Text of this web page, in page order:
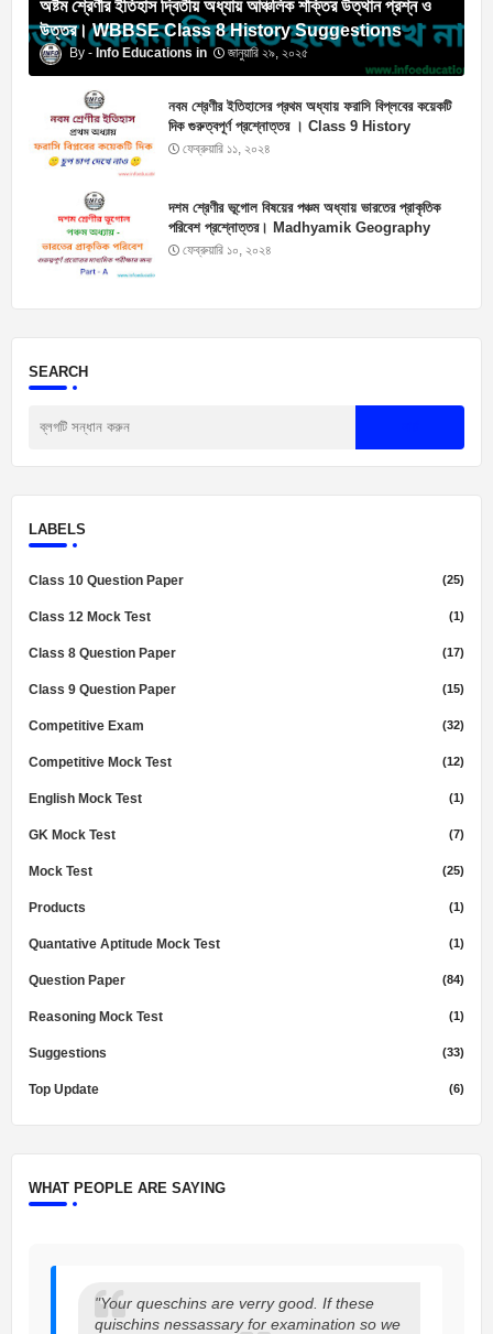
অষ্টম শ্রেণীর ইতিহাস দ্বিতীয় অধ্যায় আঞ্চলিক শক্তির উত্থান প্রশ্ন ও
উত্তর। WBBSE Class 8 History Suggestions
Info Educations জানুয়ারি ২৯, ২০২৫
নবম শ্রেণীর ইতিহাসের প্রথম অধ্যায় ফরাসি বিপ্লবের কয়েকটি
দিক গুরুত্বপূর্ণ প্রশ্নোত্তর । Class 9 History
Suggestions
ফেব্রুয়ারি ১১, ২০২৪
দশম শ্রেণীর ভূগোল বিষয়ের পঞ্চম অধ্যায় ভারতের প্রাকৃতিক
পরিবেশ প্রশ্নোত্তর। Madhyamik Geography
Suggestion 2025
ফেব্রুয়ারি ১০, ২০২৪
SEARCH
LABELS
Class 10 Question Paper (25)
Class 12 Mock Test (1)
Class 8 Question Paper (17)
Class 9 Question Paper (15)
Competitive Exam (32)
Competitive Mock Test (12)
English Mock Test (1)
GK Mock Test (7)
Mock Test (25)
Products (1)
Quantative Aptitude Mock Test (1)
Question Paper (84)
Reasoning Mock Test (1)
Suggestions (33)
Top Update (6)
WHAT PEOPLE ARE SAYING
"Your queschins are verry good. If these
quischins nessassary for examination so we